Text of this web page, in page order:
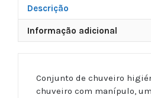
Descrição
Informação adicional
Conjunto de chuveiro
chuveiro com manípulo,